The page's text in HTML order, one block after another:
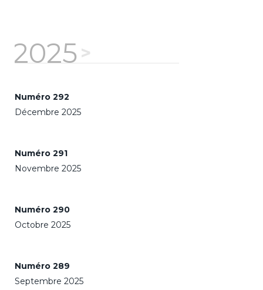
2025
Numéro 292
Décembre 2025
Numéro 291
Novembre 2025
Numéro 290
Octobre 2025
Numéro 289
Septembre 2025